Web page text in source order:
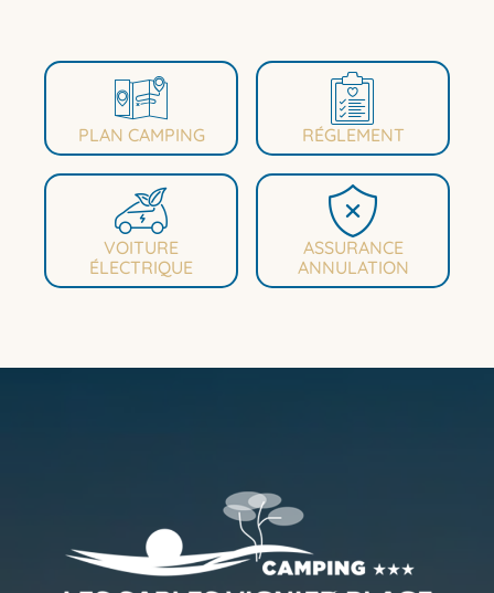
PLAN CAMPING RÉGLEMENT
VOITURE
ÉLECTRIQUE
ASSURANCE
ANNULATION